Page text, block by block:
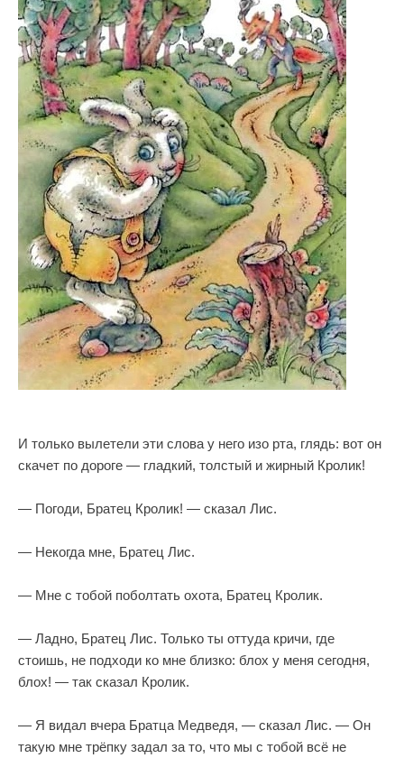
И только вылетели эти слова у него изо рта, глядь: вот он
скачет по дороге — гладкий, толстый и жирный Кролик!
— Погоди, Братец Кролик! — сказал Лис.
— Некогда мне, Братец Лис.
— Мне с тобой поболтать охота, Братец Кролик.
— Ладно, Братец Лис. Только ты оттуда кричи, где
стоишь, не подходи ко мне близко: блох у меня сегодня,
блох! — так сказал Кролик.
— Я видал вчера Братца Медведя, — сказал Лис. — Он
такую мне трёпку задал за то, что мы с тобой всё не